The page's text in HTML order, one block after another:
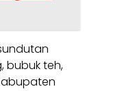
bubuk teh,